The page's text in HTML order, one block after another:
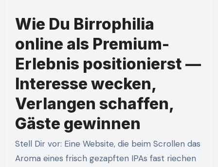
Wie Du Birrophilia
online als Premium-
Erlebnis positionierst —
Interesse wecken,
Verlangen schaffen,
Gäste gewinnen
Stell Dir vor: Eine Website, die beim Scrollen das
Aroma eines frisch gezapften IPAs fast riechen